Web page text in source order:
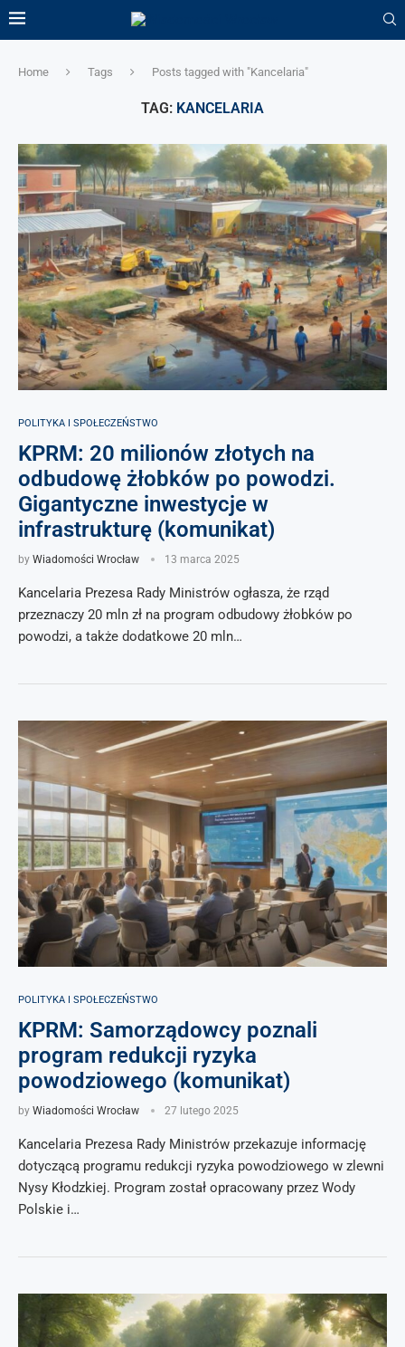
Home Tags Posts tagged with "Kancelaria"
TAG: KANCELARIA
POLITYKA I SPOŁECZEŃSTWO
KPRM: 20 milionów złotych na
odbudowę żłobków po powodzi.
Gigantyczne inwestycje w
infrastrukturę (komunikat)
by Wiadomości Wrocław 13 marca 2025
Kancelaria Prezesa Rady Ministrów ogłasza, że rząd
przeznaczy 20 mln zł na program odbudowy żłobków po
powodzi, a także dodatkowe 20 mln…
POLITYKA I SPOŁECZEŃSTWO
KPRM: Samorządowcy poznali
program redukcji ryzyka
powodziowego (komunikat)
by Wiadomości Wrocław 27 lutego 2025
Kancelaria Prezesa Rady Ministrów przekazuje informację
dotyczącą programu redukcji ryzyka powodziowego w zlewni
Nysy Kłodzkiej. Program został opracowany przez Wody
Polskie i…